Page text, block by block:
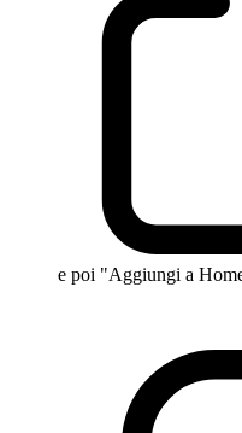
e poi "Aggiungi a